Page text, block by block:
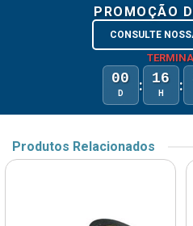
PROMOÇÃO
CONSULTE
00
D : 16
H :
Produtos Relacionados